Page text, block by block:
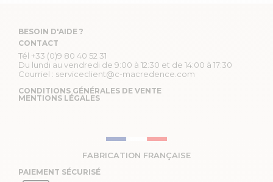
BESOIN D'AIDE ?
CONTACT
Tél +33 (0)9 80 40 52 31
Du lundi au vendredi de 9:00 à 12:30 et de 14:00 à 17:30
Courriel : serviceclient@c-macredence.com
CONDITIONS GÉNÉRALES DE VENTE
MENTIONS LÉGALES
FABRICATION FRANÇAISE
PAIEMENT SÉCURISÉ